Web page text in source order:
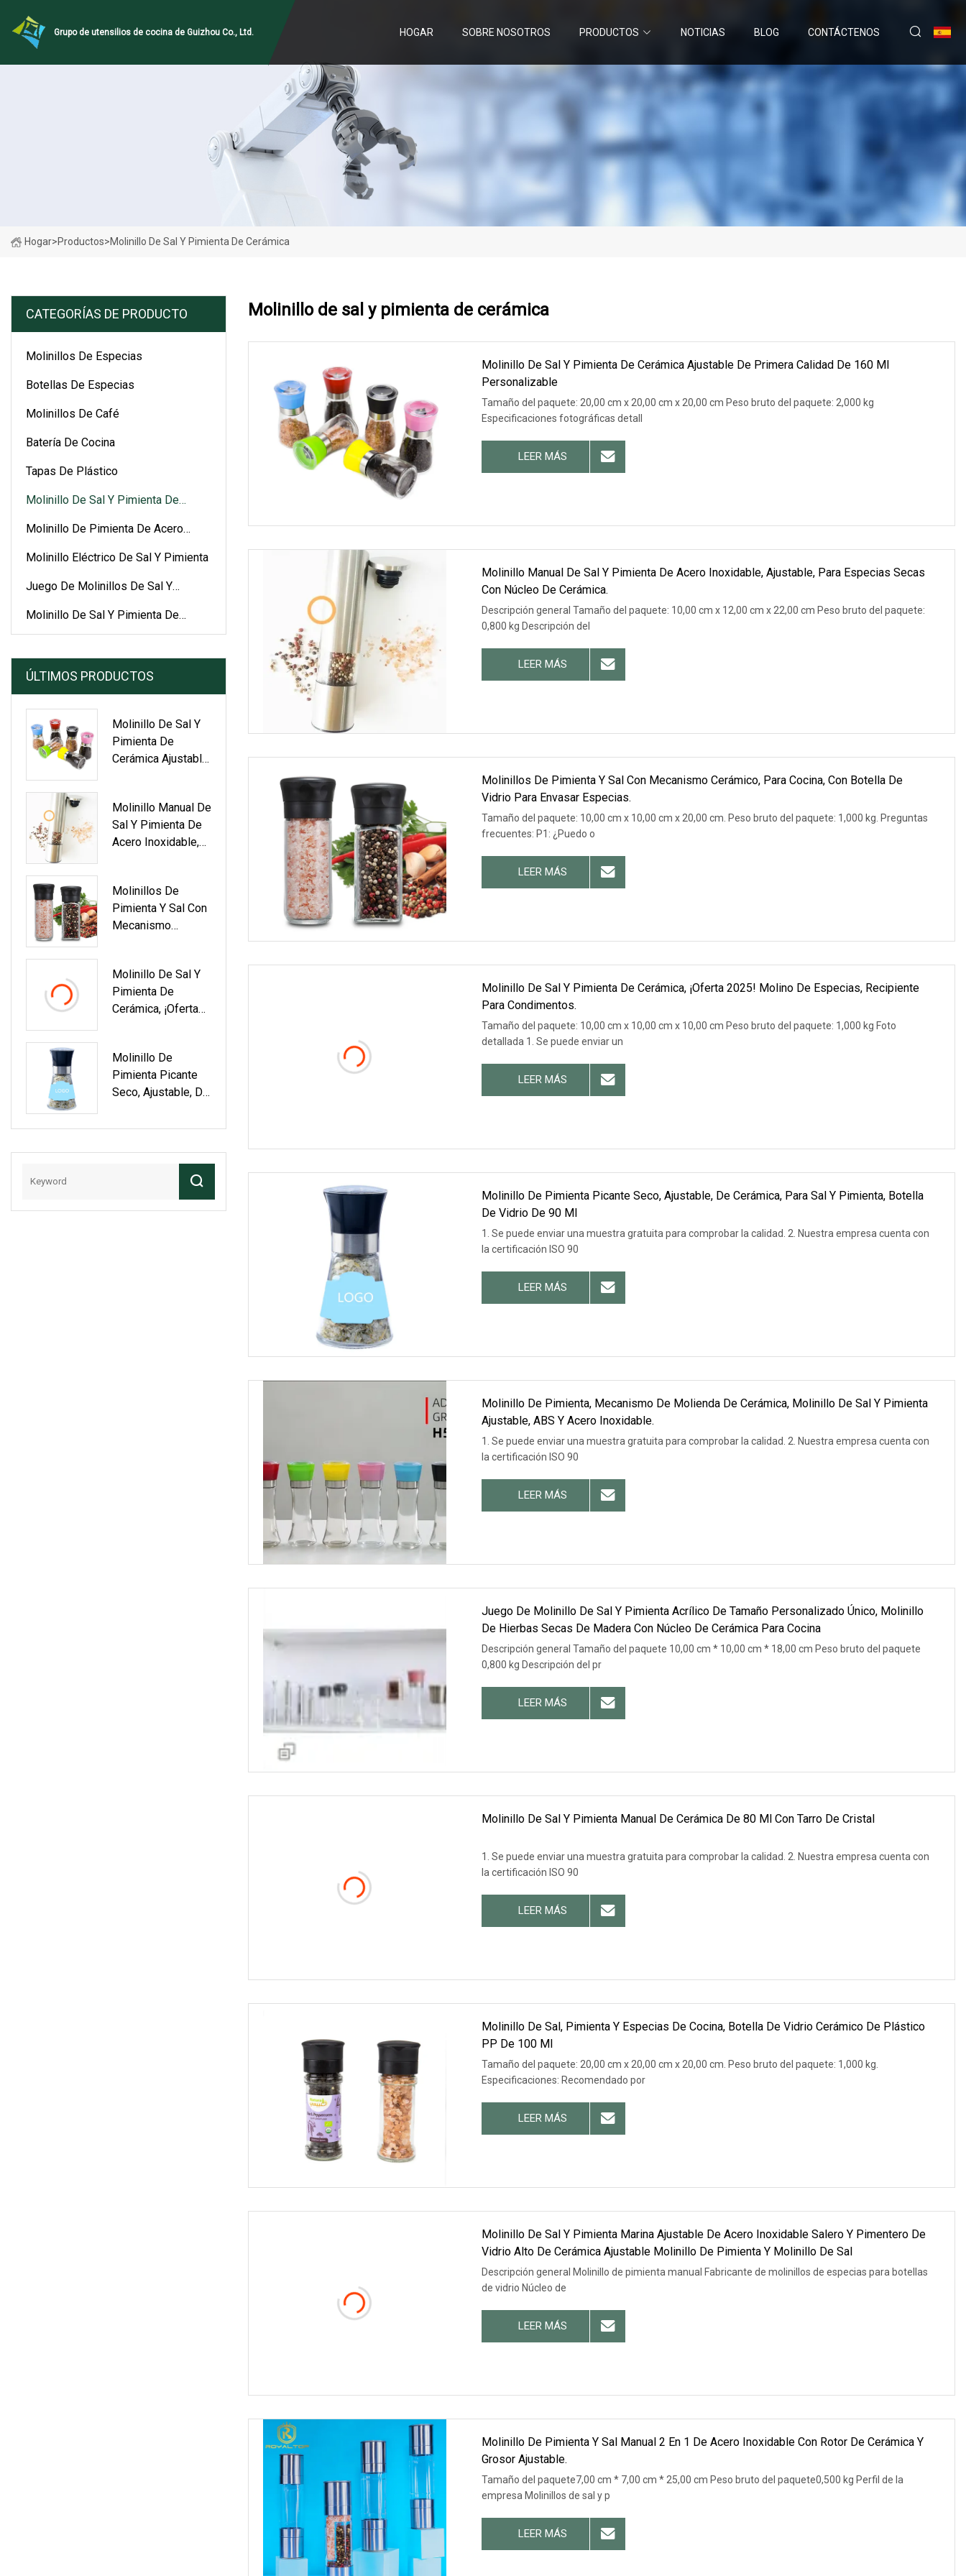
Grupo de utensilios de cocina de Guizhou Co., Ltd. HOGAR SOBRE NOSOTROS PRODUCTOS NOTICIAS BLOG CONTÁCTENOS
Hogar>Productos>Molinillo De Sal Y Pimienta De Cerámica
CATEGORÍAS DE PRODUCTO
Molinillos De Especias
Botellas De Especias
Molinillos De Café
Batería De Cocina
Tapas De Plástico
Molinillo De Sal Y Pimienta De
Molinillo De Pimienta De Acero
Molinillo Eléctrico De Sal Y Pimienta
Juego De Molinillos De Sal Y
Molinillo De Sal Y Pimienta De
Plástico
ÚLTIMOS PRODUCTOS
Molinillo De Sal Y
Pimienta De
Cerámica Ajustable
Personalizable
Molinillo Manual De
Sal Y Pimienta De
Acero Inoxidable,
Con Núcleo De
Cerámica.
Molinillos De
Pimienta Y Sal Con
Mecanismo
De Vidrio Para
Envasar Especias.
Molinillo De Sal Y
Pimienta De
Cerámica, ¡oferta
Recipiente Para
Condimentos.
Molinillo De
Pimienta Picante
Seco, Ajustable, De
Y Pimienta, Botella
Molinillo de sal y pimienta de cerámica
Molinillo De Sal Y Pimienta De Cerámica Ajustable De Primera Calidad De 160 Ml
Personalizable
Tamaño del paquete: 20,00 cm x 20,00 cm x 20,00 cm Peso bruto del paquete: 2,000 kg
Especificaciones fotográficas detall
LEER MÁS
Molinillo Manual De Sal Y Pimienta De Acero Inoxidable, Ajustable, Para Especias Secas
Con Núcleo De Cerámica.
Descripción general Tamaño del paquete: 10,00 cm x 12,00 cm x 22,00 cm Peso bruto del paquete:
0,800 kg Descripción del
LEER MÁS
Molinillos De Pimienta Y Sal Con Mecanismo Cerámico, Para Cocina, Con Botella De
Vidrio Para Envasar Especias.
Tamaño del paquete: 10,00 cm x 10,00 cm x 20,00 cm. Peso bruto del paquete: 1,000 kg. Preguntas
frecuentes: P1: ¿Puedo o
LEER MÁS
Molinillo De Sal Y Pimienta De Cerámica, ¡oferta 2025! Molino De Especias, Recipiente
Para Condimentos.
Tamaño del paquete: 10,00 cm x 10,00 cm x 10,00 cm Peso bruto del paquete: 1,000 kg Foto
detallada 1. Se puede enviar un
LEER MÁS
Molinillo De Pimienta Picante Seco, Ajustable, De Cerámica, Para Sal Y Pimienta, Botella
De Vidrio De 90 Ml
1. Se puede enviar una muestra gratuita para comprobar la calidad. 2. Nuestra empresa cuenta con
la certificación ISO 90
LEER MÁS
Molinillo De Pimienta, Mecanismo De Molienda De Cerámica, Molinillo De Sal Y Pimienta
Ajustable, ABS Y Acero Inoxidable.
1. Se puede enviar una muestra gratuita para comprobar la calidad. 2. Nuestra empresa cuenta con
la certificación ISO 90
LEER MÁS
Juego De Molinillo De Sal Y Pimienta Acrílico De Tamaño Personalizado Único, Molinillo
De Hierbas Secas De Madera Con Núcleo De Cerámica Para Cocina
Descripción general Tamaño del paquete 10,00 cm * 10,00 cm * 18,00 cm Peso bruto del paquete
0,800 kg Descripción del pr
LEER MÁS
Molinillo De Sal Y Pimienta Manual De Cerámica De 80 Ml Con Tarro De Cristal
1. Se puede enviar una muestra gratuita para comprobar la calidad. 2. Nuestra empresa cuenta con
la certificación ISO 90
LEER MÁS
Molinillo De Sal, Pimienta Y Especias De Cocina, Botella De Vidrio Cerámico De Plástico
PP De 100 Ml
Tamaño del paquete: 20,00 cm x 20,00 cm x 20,00 cm. Peso bruto del paquete: 1,000 kg.
Especificaciones: Recomendado por
LEER MÁS
Molinillo De Sal Y Pimienta Marina Ajustable De Acero Inoxidable Salero Y Pimentero De
Vidrio Alto De Cerámica Ajustable Molinillo De Pimienta Y Molinillo De Sal
Descripción general Molinillo de pimienta manual Fabricante de molinillos de especias para botellas
de vidrio Núcleo de
LEER MÁS
Molinillo De Pimienta Y Sal Manual 2 En 1 De Acero Inoxidable Con Rotor De Cerámica Y
Grosor Ajustable.
Tamaño del paquete7,00 cm * 7,00 cm * 25,00 cm Peso bruto del paquete0,500 kg Perfil de la
empresa Molinillos de sal y p
LEER MÁS